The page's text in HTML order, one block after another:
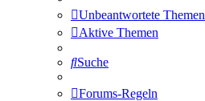
Unbeantwortete Themen
Aktive Themen
Suche
Forums-Regeln